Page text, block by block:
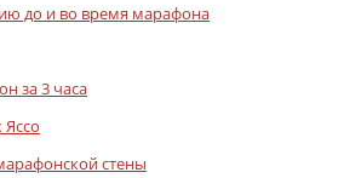
до и во время марафона
за 3 часа
стены